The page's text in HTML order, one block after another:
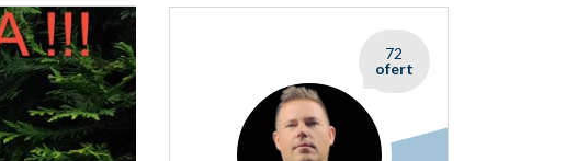
72
ofert